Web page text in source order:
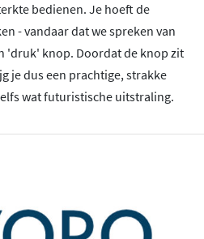
bedienen. Je hoeft de
- vandaar dat we spreken van
'druk' knop. Doordat de knop zit
je dus een prachtige, strakke
wat futuristische uitstraling.